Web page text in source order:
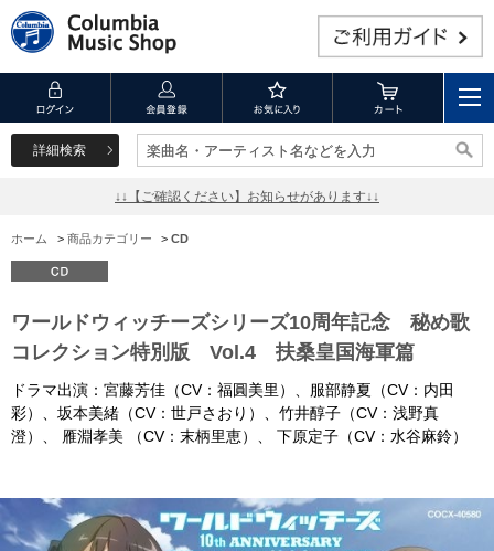
詳細検索 楽曲名・アーティスト名などを入力
楽曲名・アーティスト名などを入力
↓↓【ご確認ください】お知らせがあります↓↓
ホーム > 商品カテゴリー > CD
ワールドウィッチーズシリーズ10周年記念 秘め歌
コレクション特別版 Vol.4 扶桑皇国海軍篇
ドラマ出演：宮藤芳佳（CV：福圓美里）、服部静夏（CV：内田
彩）、坂本美緒（CV：世戸さおり）、竹井醇子（CV：浅野真
澄）、 雁淵孝美 （CV：末柄里恵）、 下原定子（CV：水谷麻鈴）